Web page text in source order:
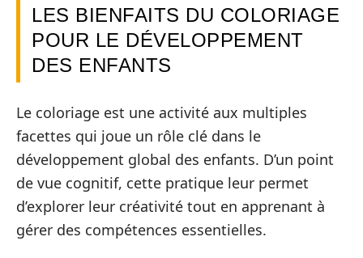
LES BIENFAITS DU COLORIAGE
POUR LE DÉVELOPPEMENT
DES ENFANTS
Le coloriage est une activité aux multiples
facettes qui joue un rôle clé dans le
développement global des enfants. D’un point
de vue cognitif, cette pratique leur permet
d’explorer leur créativité tout en apprenant à
gérer des compétences essentielles.